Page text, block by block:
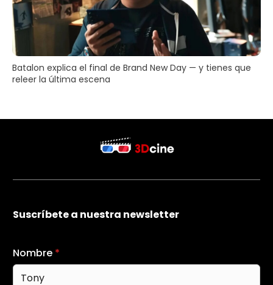
Batalon explica el final de Brand New Day — y tienes que
releer la última escena
Suscríbete a nuestra newsletter
Nombre *